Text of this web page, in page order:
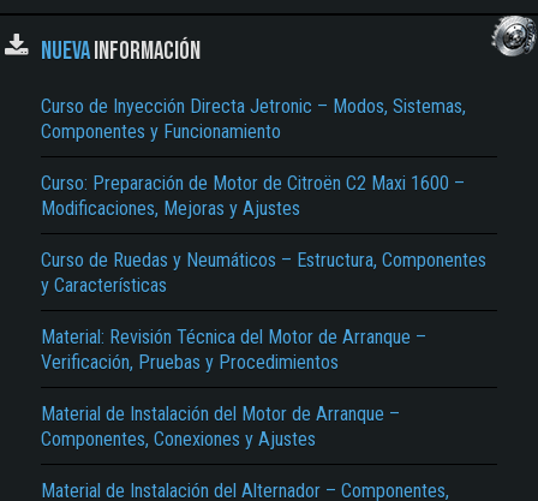
NUEVAINFORMACIÓN
Curso de Inyección Directa Jetronic – Modos, Sistemas,
Componentes y Funcionamiento
Curso: Preparación de Motor de Citroën C2 Maxi 1600 –
Modificaciones, Mejoras y Ajustes
Curso de Ruedas y Neumáticos – Estructura, Componentes
y Características
Material: Revisión Técnica del Motor de Arranque –
Verificación, Pruebas y Procedimientos
Material de Instalación del Motor de Arranque –
Componentes, Conexiones y Ajustes
Material de Instalación del Alternador – Componentes,